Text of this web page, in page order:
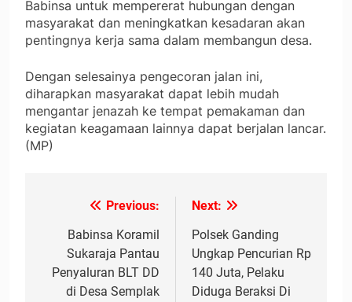
Babinsa untuk mempererat hubungan dengan
masyarakat dan meningkatkan kesadaran akan
pentingnya kerja sama dalam membangun desa.
Dengan selesainya pengecoran jalan ini,
diharapkan masyarakat dapat lebih mudah
mengantar jenazah ke tempat pemakaman dan
kegiatan keagamaan lainnya dapat berjalan lancar.
(MP)
Navigasi
pos
Previous:
Babinsa Koramil
Sukaraja Pantau
Penyaluran BLT DD
di Desa Semplak
Next:
Polsek Ganding
Ungkap Pencurian Rp
140 Juta, Pelaku
Diduga Beraksi Di